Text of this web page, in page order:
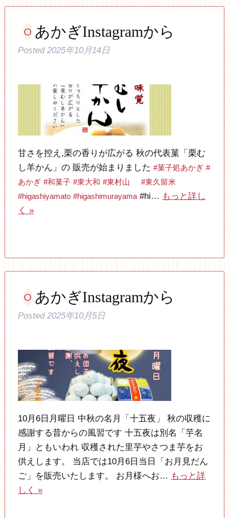
あかぎInstagramから
Posted2025年10月14日
甘さを控え,栗の香りが広がる 秋の代表菓「栗む
し羊かん」の 販売が始まりました#菓子処あかぎ #
あかぎ #和菓子 #東大和 #東村山
#東久留米
#higashiyamato #higashimurayama#hi… もっと詳し
く »
あかぎInstagramから
Posted2025年10月5日
10月6日月曜日 中秋の名月「十五夜」 秋の収穫に
感謝する昔からの風習です 十五夜は別名「芋名
月」ともいわれ 収穫された里芋やさつま芋をお
供えします。 当店では10月6日当日「お月見だん
ご」を販売いたします。 お月様へお… もっと詳
しく »